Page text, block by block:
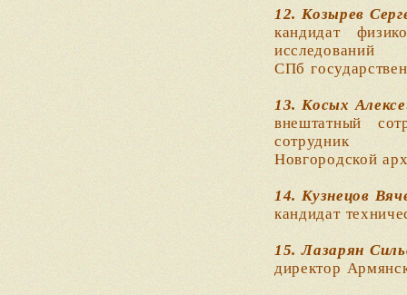
12. Козырев
кандидат
исследований
СПб
13. Косых
внештатный
сотрудник
Новгородской
14. Кузнецов
кандидат
15. Лазарян
директор